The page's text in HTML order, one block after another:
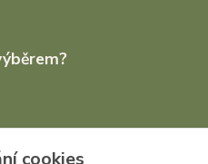
cookies